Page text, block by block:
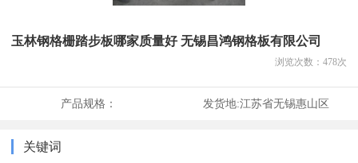
玉林钢格栅踏步板哪家质量好 无锡昌鸿钢格板有限公司
浏览次数： 478次
产品规格： 发货地:江苏省无锡惠山区
关键词